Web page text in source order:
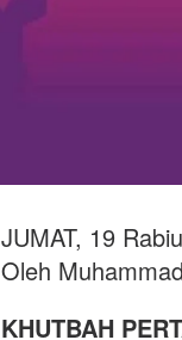
JUMAT, 19
Oleh
KHUTBAH